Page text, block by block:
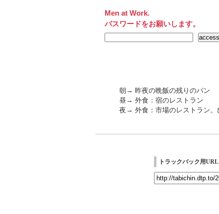
Men at Work.
パスワードをお願いします。
朝→ 昨夜の晩飯の残りのパン
昼→ 外食：宿のレストラン
夜→ 外食：市場のレストラン。
トラックバック用URL